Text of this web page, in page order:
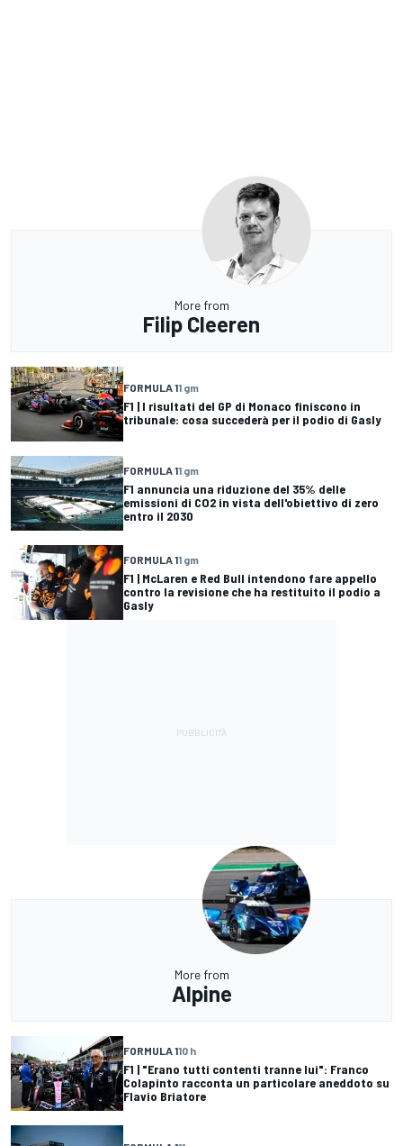
More from
Filip Cleeren
FORMULA 11 gm
F1 | I risultati del GP di Monaco finiscono in
tribunale: cosa succederà per il podio di Gasly
FORMULA 11 gm
F1 annuncia una riduzione del 35% delle
emissioni di CO2 in vista dell'obiettivo di zero
entro il 2030
FORMULA 11 gm
F1 | McLaren e Red Bull intendono fare appello
contro la revisione che ha restituito il podio a
Gasly
More from
Alpine
FORMULA 110 h
F1 | "Erano tutti contenti tranne lui": Franco
Colapinto racconta un particolare aneddoto su
Flavio Briatore